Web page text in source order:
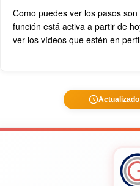
Como puedes ver los pasos
función está activa a partir de
ver los vídeos que estén en